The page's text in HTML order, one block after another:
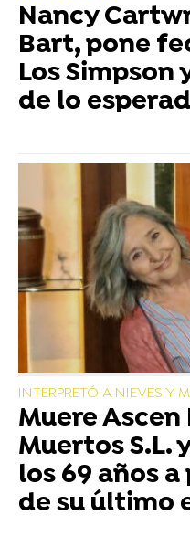
Nancy
Bart, pone
Los Simpson
de lo
INTERPRETÓ A NIEVES Y
Muere
Muertos S.L.
los 69 años
de su último